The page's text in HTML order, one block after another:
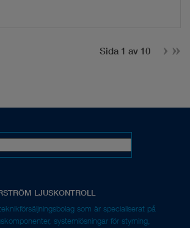
Sida 1 av 10
som är specialiserat på
systemlösningar för styrning,